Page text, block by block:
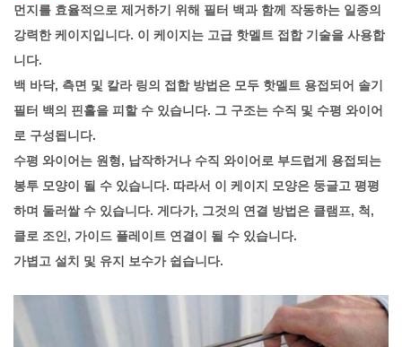
먼지를 효율적으로 제거하기 위해 필터 백과 함께 작동하는 일종의
강력한 케이지입니다. 이 케이지는 고급 핫멜트 접합 기술을 사용합
니다.
백 바닥, 측면 및 칼라 링의 접합 방법은 모두 핫멜트 용접되어 솔기
필터 백의 핀홀을 피할 수 있습니다. 그 구조는 수직 및 수평 와이어
로 구성됩니다.
수평 와이어는 원형, 납작하거나 수직 와이어로 부드럽게 용접되는
봉투 모양이 될 수 있습니다. 따라서 이 케이지 모양은 둥글고 평평
하며 둘러쌀 수 있습니다. 게다가, 그것의 연결 방법은 클램프, 척,
클로 조인, 가이드 플레이트 연결이 될 수 있습니다.
가볍고 설치 및 유지 보수가 쉽습니다.